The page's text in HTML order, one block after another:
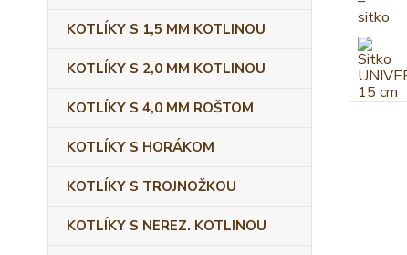
KOTLÍKY S 1,5 MM KOTLINOU
KOTLÍKY S 2,0 MM KOTLINOU
KOTLÍKY S 4,0 MM ROŠTOM
KOTLÍKY S HORÁKOM
KOTLÍKY S TROJNOŽKOU
KOTLÍKY S NEREZ. KOTLINOU